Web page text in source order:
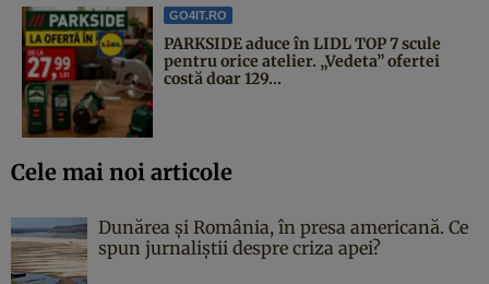
GO4IT.RO
PARKSIDE aduce în LIDL TOP 7 scule
pentru orice atelier. „Vedeta” ofertei
costă doar 129...
Cele mai noi articole
Dunărea și România, în presa americană. Ce
spun jurnaliștii despre criza apei?